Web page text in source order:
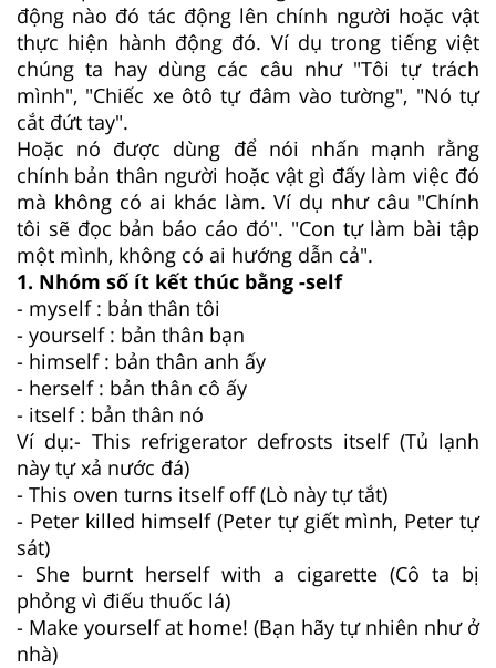
động nào đó tác động lên chính người hoặc vật
thực hiện hành động đó. Ví dụ trong tiếng việt
chúng ta hay dùng các câu như "Tôi tự trách
mình", "Chiếc xe ôtô tự đâm vào tường", "Nó tự
cắt đứt tay".
Hoặc nó được dùng để nói nhấn mạnh rằng
chính bản thân người hoặc vật gì đấy làm việc đó
mà không có ai khác làm. Ví dụ như câu "Chính
tôi sẽ đọc bản báo cáo đó". "Con tự làm bài tập
một mình, không có ai hướng dẫn cả".
1. Nhóm số ít kết thúc bằng -self
- myself : bản thân tôi
- yourself : bản thân bạn
- himself : bản thân anh ấy
- herself : bản thân cô ấy
- itself : bản thân nó
Ví dụ:- This refrigerator defrosts itself (Tủ lạnh
này tự xả nước đá)
- This oven turns itself off (Lò này tự tắt)
- Peter killed himself (Peter tự giết mình, Peter tự
sát)
- She burnt herself with a cigarette (Cô ta bị
phỏng vì điếu thuốc lá)
- Make yourself at home! (Bạn hãy tự nhiên như ở
nhà)